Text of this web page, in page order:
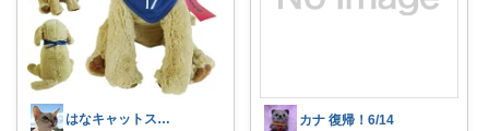
はなキャットスタジオ🐱 カナ 復帰！6/14